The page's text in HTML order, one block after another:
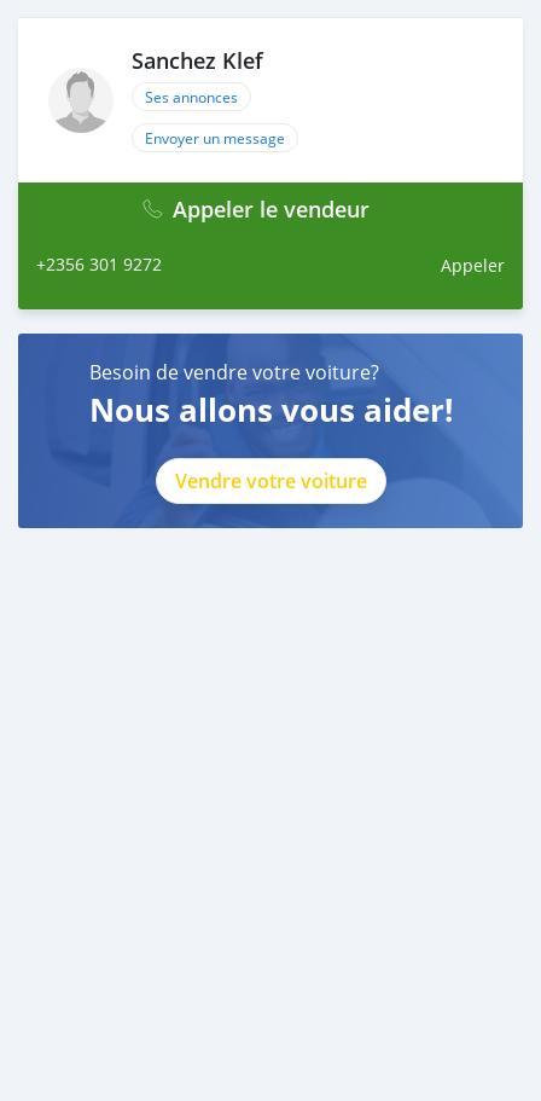
Sanchez Klef
Ses annonces
Envoyer un message
Appeler le vendeur
+2356 301 9272 Appeler
Besoin de vendre votre voiture?
Nous allons vous aider!
Vendre votre voiture